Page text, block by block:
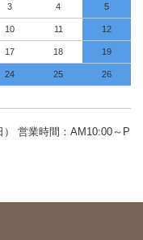
3 4 5
10 11 12
17 18 19
24 25 26
営業時間：AM10:00～P